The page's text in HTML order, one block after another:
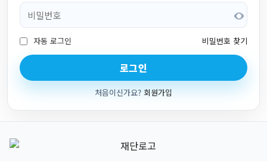
자동 로그인 비밀번호 찾기
로그인
처음이신가요? 회원가입